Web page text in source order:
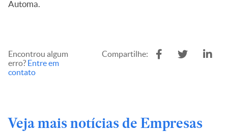
Automa.
Encontrou algum
erro? Entre em
contato
Compartilhe:
Veja mais notícias de Empresas